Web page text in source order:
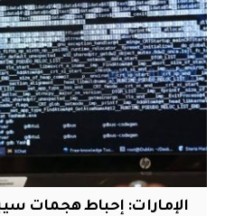
الإمارات: إحباط هجمات